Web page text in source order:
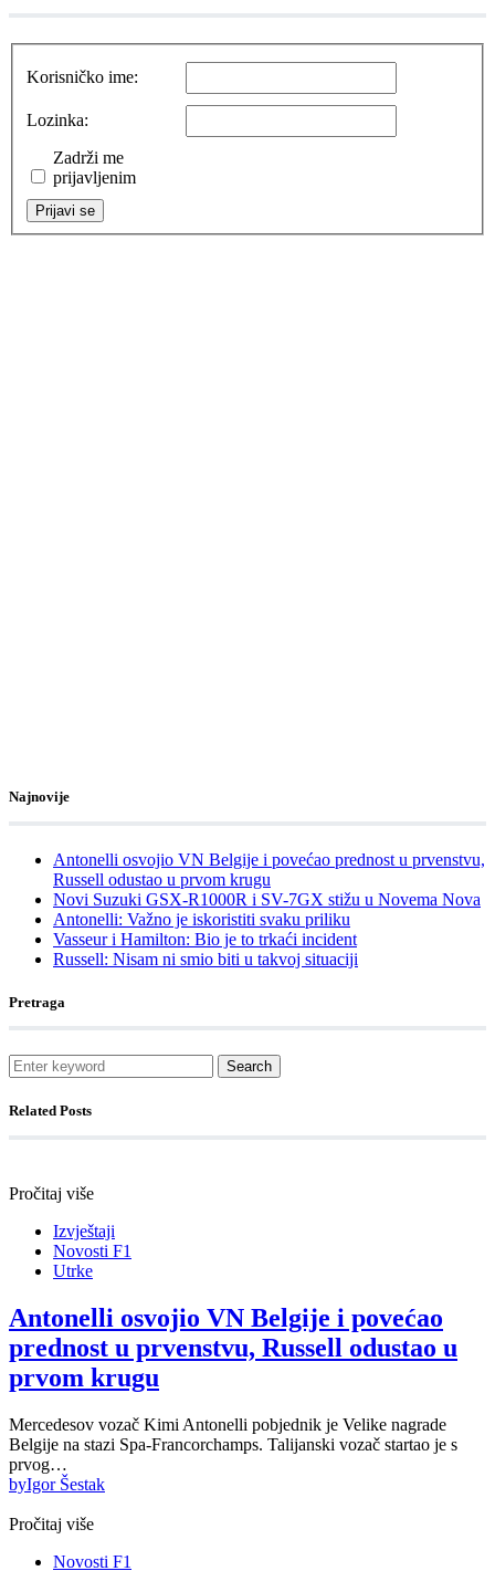
Korisničko ime:
Lozinka:
Zadrži me
prijavljenim
Prijavi se
Najnovije
Antonelli osvojio VN Belgije i povećao prednost u prvenstvu,
Russell odustao u prvom krugu
Novi Suzuki GSX-R1000R i SV-7GX stižu u Novema Nova
Antonelli: Važno je iskoristiti svaku priliku
Vasseur i Hamilton: Bio je to trkaći incident
Russell: Nisam ni smio biti u takvoj situaciji
Pretraga
Search
Related Posts
Pročitaj više
Izvještaji
Novosti F1
Utrke
Antonelli osvojio VN Belgije i povećao
prednost u prvenstvu, Russell odustao u
prvom krugu
Mercedesov vozač Kimi Antonelli pobjednik je Velike nagrade
Belgije na stazi Spa-Francorchamps. Talijanski vozač startao je s
prvog…
byIgor Šestak
Pročitaj više
Novosti F1